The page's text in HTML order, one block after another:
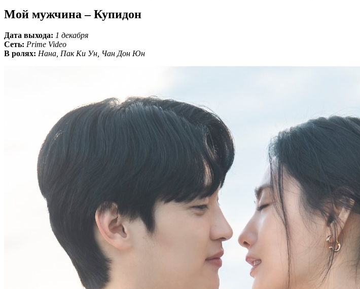
Мой мужчина – Купидон
Дата выхода: 1 декабря
Сеть: Prime Video
В ролях: Нана, Пак Ки Ун, Чан Дон Юн